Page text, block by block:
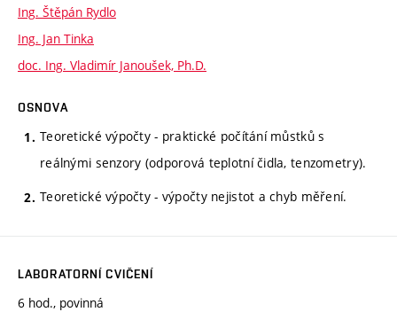
Ing. Štěpán Rydlo
Ing. Jan Tinka
doc. Ing. Vladimír Janoušek, Ph.D.
OSNOVA
Teoretické výpočty - praktické počítání můstků s
reálnými senzory (odporová teplotní čidla, tenzometry).
Teoretické výpočty - výpočty nejistot a chyb měření.
LABORATORNÍ CVIČENÍ
6 hod., povinná